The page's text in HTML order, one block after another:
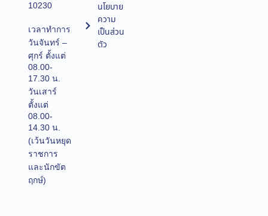
10230
เวลาทำการ
วันจันทร์ –
ศุกร์ ตั้งแต่
08.00-
17.30 น.
วันเสาร์
ตั้งแต่
08.00-
14.30 น.
(เว้นวันหยุด
ราชการ
และนักขัต
ฤกษ์)
นโยบาย
ความ
เป็นส่วน
ตัว